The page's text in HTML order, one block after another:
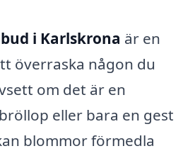
i Karlskrona är en
överraska någon du
om det är en
eller bara en gest
blommor förmedla